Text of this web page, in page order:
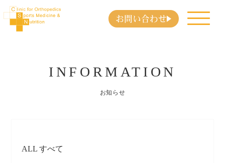
お問い合わせ
INFORMATION
お知らせ
ALL すべて